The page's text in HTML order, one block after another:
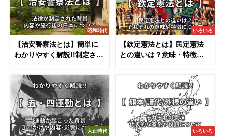
昭和時代
【治安警察法とは】簡単に
わかりやすく解説!!制定され
いろいろ
【欽定憲法とは】民定憲法
との違いは？意味・特徴を
大正時代 いろいろ